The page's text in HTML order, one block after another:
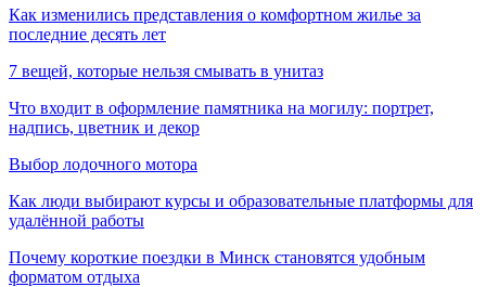
Как изменились представления о комфортном жилье за
последние десять лет
7 вещей, которые нельзя смывать в унитаз
Что входит в оформление памятника на могилу: портрет,
надпись, цветник и декор
Выбор лодочного мотора
Как люди выбирают курсы и образовательные платформы для
удалённой работы
Почему короткие поездки в Минск становятся удобным
форматом отдыха